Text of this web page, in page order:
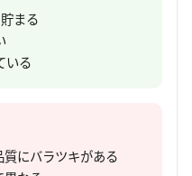
まる
いる
にバラツキがある